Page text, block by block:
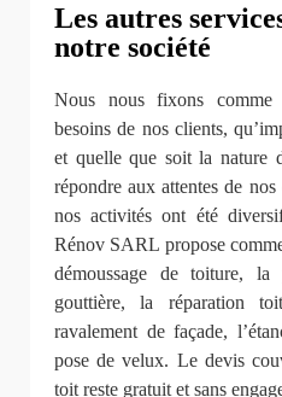
Les autres
notre société
Nous nous fixons
besoins de nos clients,
et quelle que soit la nature
répondre aux attentes de
nos activités ont été
Rénov SARL propose
démoussage de toiture,
gouttière, la réparation
ravalement de façade,
pose de velux. Le devis
toit reste gratuit et sans